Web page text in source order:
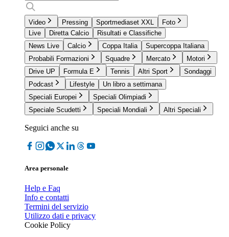
Video Pressing Sportmediaset XXL
Foto
Live
Diretta Calcio
Risultati e Classifiche
News Live
Calcio Coppa Italia
Supercoppa Italiana
Probabili Formazioni
Squadre Mercato
Motori
Drive UP
Formula E Tennis Altri Sport
Sondaggi
Podcast
Lifestyle
Un libro a settimana
Speciali Europei
Speciali Olimpiadi
Speciale Scudetti
Speciali Mondiali Altri Speciali
Seguici anche su
Area personale
Help e Faq
Info e contatti
Termini del servizio
Utilizzo dati e privacy
Cookie Policy